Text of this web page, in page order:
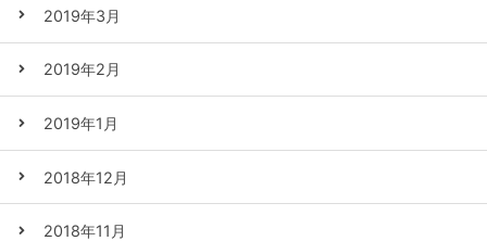
2019年3月
2019年2月
2019年1月
2018年12月
2018年11月